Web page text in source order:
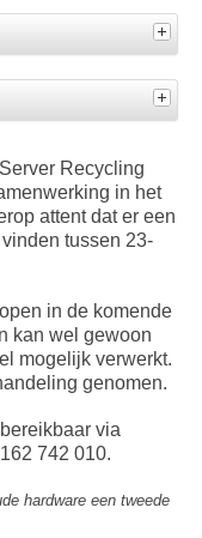
Recycling
in het
attent dat er een
tussen 23-
in de komende
kan wel gewoon
mogelijk verwerkt.
genomen.
via
742 010.
hardware een tweede